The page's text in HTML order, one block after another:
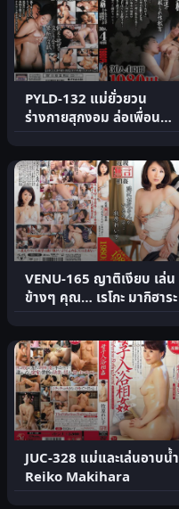
PYLD-132 แม่ยั่วยวน
ร่างกายสุกงอม ล่อเพื่อน
ลูกชาย
VENU-165 ญาติเงียบ เล่น
ข้างๆ คุณ… เรโกะ มากิฮาระ
JUC-328 แม่และเล่นอาบน้ำ
Reiko Makihara